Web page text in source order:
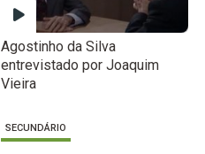
Agostinho da Silva
entrevistado por Joaquim
Vieira
SECUNDÁRIO